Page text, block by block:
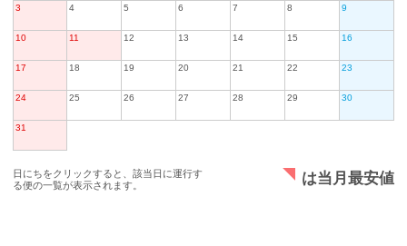
3 4 5 6 7 8 9
10 11 12 13 14 15 16
17 18 19 20 21 22 23
24 25 26 27 28 29 30
31
日にちをクリックすると、該当日に運行す
る便の一覧が表示されます。
は当月最安値